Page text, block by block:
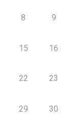
8 9
15 16
22 23
29 30